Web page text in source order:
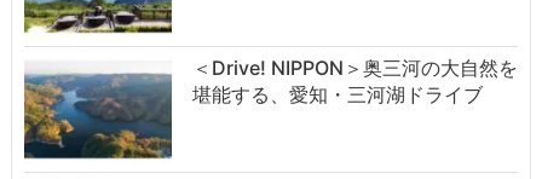
＜Drive! NIPPON＞奥三河の大自然を
堪能する、愛知・三河湖ドライブ